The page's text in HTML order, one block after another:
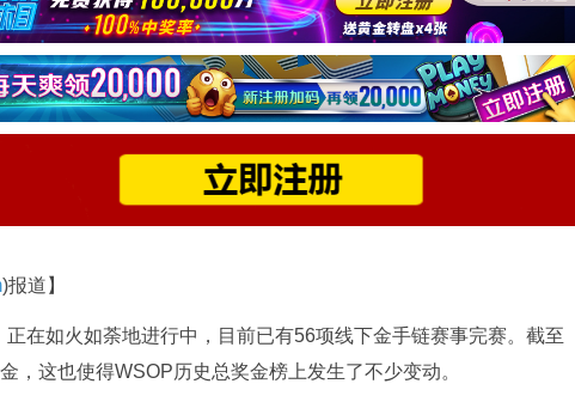
)报道】
在如火如荼地进行中，目前已有56项线下金手链赛事完赛。截至
，这也使得WSOP历史总奖金榜上发生了不少变动。